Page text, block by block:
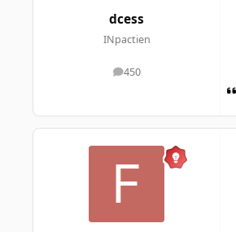
dcess
INpactien
450
messages